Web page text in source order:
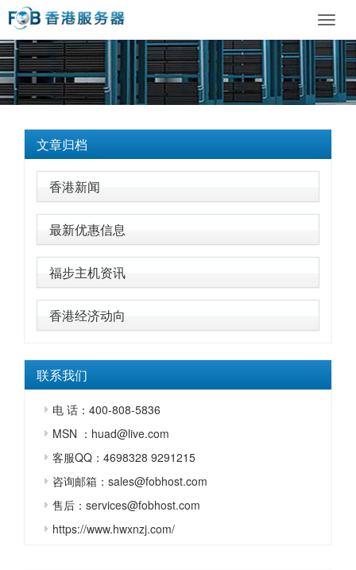
文章归档
香港新闻
最新优惠信息
福步主机资讯
香港经济动向
联系我们
电 话：400-808-5836
MSN ：huad@live.com
客服QQ：4698328 9291215
咨询邮箱：sales@fobhost.com
售后：services@fobhost.com
https://www.hwxnzj.com/